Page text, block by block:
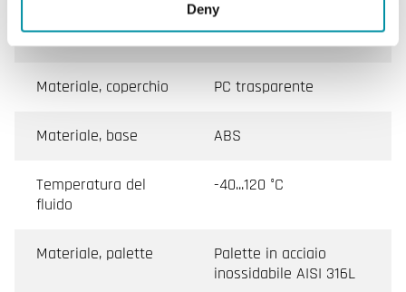
Denyaggressivi e non
aggressivi
Materiale, coperchio PC trasparente
Materiale, base ABS
Temperatura del
fluido
-40...120 °C
Materiale, palette
Palette in acciaio
inossidabile AISI 316L